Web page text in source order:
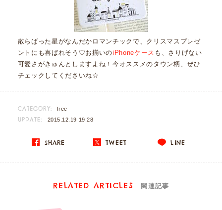
散らばった星がなんだかロマンチックで、クリスマスプレゼ
ントにも喜ばれそう♡お揃いのiPhoneケース も、さりげない
可愛さがきゅんとしますよね！今オススメのタウン柄、ぜひ
チェックしてくださいね☆
CATEGORY: free
UPDATE: 2015.12.19 19:28
SHARE TWEET LINE
RELATED ARTICLES 関連記事